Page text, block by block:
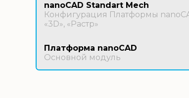
nanoCAD Standart Mech
Конфигурация Платформы
«3D», «Растр»
Платформа nanoCAD
Основной модуль